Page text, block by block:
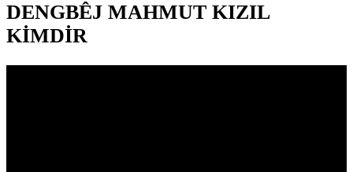
DENGBÊJ MAHMUT KIZIL
KİMDİR